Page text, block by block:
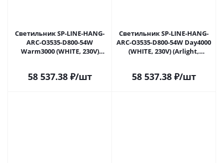
Светильник SP-LINE-HANG-
ARC-O3535-D800-54W
Warm3000 (WHITE, 230V)
58 537.38₽/шт
Светильник SP-LINE-HANG-
ARC-O3535-D800-54W Day4000
(WHITE, 230V) (Arlight,
58 537.38₽/шт